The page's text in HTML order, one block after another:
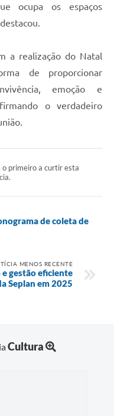
ocupa os espaços
a realização do Natal
de proporcionar
emoção e
o verdadeiro
o primeiro a curtir esta
de coleta de
MENOS RECENTE
gestão eficiente
Seplan em 2025
Cultura